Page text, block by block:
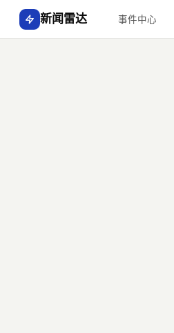
新闻雷达 事件中心